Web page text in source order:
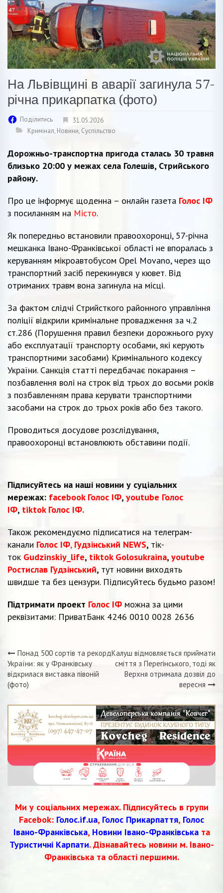
На Львівщині в аварії загинула 57-
річна прикарпатка (фото)
Поділитись
31.05.2026
Кримінал, Новини, Суспільство
Дорожньо-транспортна пригода сталась 30 травня
близько 20:00 у межах села Голешів, Стрийського
району.
Про це інформує щоденна – онлайн газета Голос ІФ
з посиланням на Місто.
Як попередньо встановили правоохоронці, 57-річна
мешканка Івано-Франківської області не впоралась з
керуванням мікроавтобусом Opel Movano, через що
транспортний засіб перекинувся у кювет. Від
отриманих травм вона загинула на місці.
За фактом слідчі Стрийсткого районного управління
поліції відкрили кримінальне провадження за ч.2
ст.286 (Порушення правил безпеки дорожнього руху
або експлуатації транспорту особами, які керують
транспортними засобами) Кримінального кодексу
України. Санкція статті передбачає покарання –
позбавлення волі на строк від трьох до восьми років
з позбавленням права керувати транспортними
засобами на строк до трьох років або без такого.
Проводиться досудове розслідування,
правоохоронці встановлюють обставини події.
Підписуйтесь на наші новини у суціальних
мережах: facebook Голос ІФ, youtube Голос
ІФ, tiktok Голос ІФ.
Також рекомендуємо підписатися на телеграм-
канали Голос ІФ, Гудзінський NEWS, тік-
ток Gudzinskiy_life, tiktok Golosukraina, youtube
Ростислав Гудзінський, тут новини виходять
швидше та без цензури. Підписуйтесь будьмо разом!
Підтримати проект Голос ІФ можна за цими
реквізитами: ПриватБанк 4246 0010 0028 2636
Навігація
записів
Понад 500 сортів та рекорд
України: як у Франківську
відкрилася виставка півоній
(фото)
Калуш відмовляється приймати
сміття з Перегінського, тоді як
Верхня отримала дозвіл до
вересня
Ми у соціальних мережах. Підписуйтесь в групи
Facebok: Голос.if.ua, Голос Прикарпаття, Голос
Івано-Франківська, Новини Івано-Франківськата
Туристичні Карпати. Дізнавайтесь новини м. Івано-
Франківська та області першими.